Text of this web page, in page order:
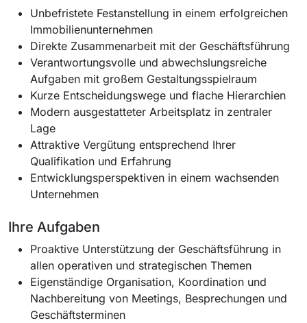
Unbefristete Festanstellung in einem erfolgreichen
Immobilienunternehmen
Direkte Zusammenarbeit mit der Geschäftsführung
Verantwortungsvolle und abwechslungsreiche
Aufgaben mit großem Gestaltungsspielraum
Kurze Entscheidungswege und flache Hierarchien
Modern ausgestatteter Arbeitsplatz in zentraler
Lage
Attraktive Vergütung entsprechend Ihrer
Qualifikation und Erfahrung
Entwicklungsperspektiven in einem wachsenden
Unternehmen
Ihre Aufgaben
Proaktive Unterstützung der Geschäftsführung in
allen operativen und strategischen Themen
Eigenständige Organisation, Koordination und
Nachbereitung von Meetings, Besprechungen und
Geschäftsterminen